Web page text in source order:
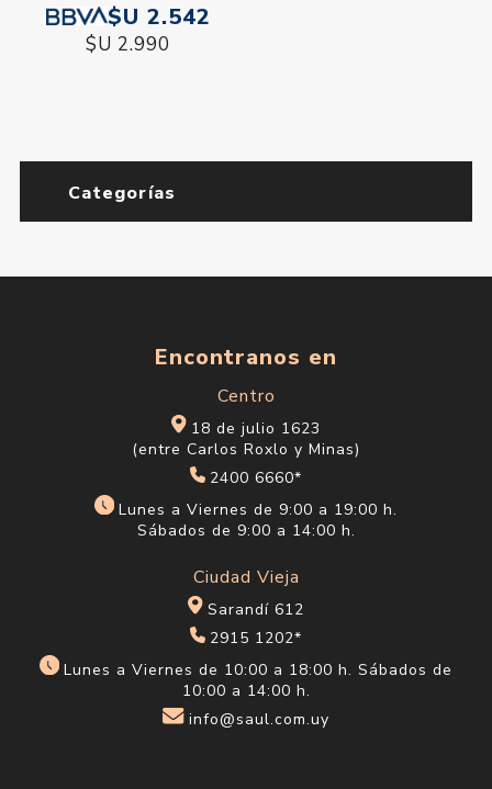
$U 2.542
$U 2.990
Categorías
Encontranos en
Centro
18 de julio 1623
(entre Carlos Roxlo y Minas)
2400 6660*
Lunes a Viernes de 9:00 a 19:00 h.
Sábados de 9:00 a 14:00 h.
Ciudad Vieja
Sarandí 612
2915 1202*
Lunes a Viernes de 10:00 a 18:00 h. Sábados de
10:00 a 14:00 h.
info@saul.com.uy